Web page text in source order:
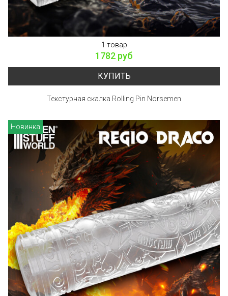
1 товар
1782 руб
КУПИТЬ
Текстурная скалка Rolling Pin Norsemen
Новинка